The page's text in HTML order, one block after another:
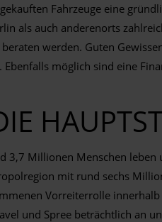
Fahrzeuge eine
als auch anderenorts
werden. Guten
möglich sind eine
3,7 Millionen Menschen
mit rund sechs
Vorreiterrolle
und Spree beträchtlich an